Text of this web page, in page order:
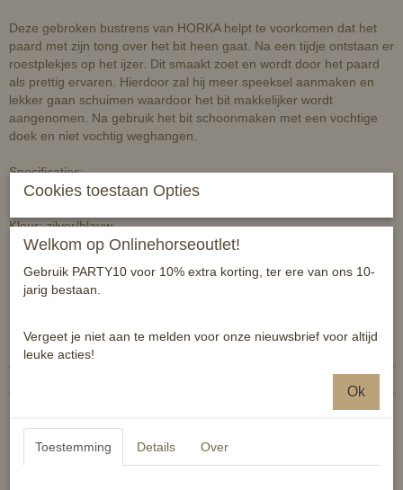
Deze gebroken bustrens van HORKA helpt te voorkomen dat het
paard met zijn tong over het bit heen gaat. Na een tijdje ontstaan er
roestplekjes op het ijzer. Dit smaakt zoet en wordt door het paard
als prettig ervaren. Hierdoor zal hij meer speeksel aanmaken en
lekker gaan schuimen waardoor het bit makkelijker wordt
aangenomen. Na gebruik het bit schoonmaken met een vochtige
doek en niet vochtig weghangen.
Specificaties:
Maat: 12,5
Kleur: zilver/blauw
Dikte: 14 mm
Smaak: zoet
Productcode
Cookies toestaan Opties
Welkom op Onlinehorseoutlet!
Gebruik PARTY10 voor 10% extra korting, ter ere van ons 10-
jarig bestaan.
Vergeet je niet aan te melden voor onze nieuwsbrief voor altijd
leuke acties!
Ok
Toestemming Details Over